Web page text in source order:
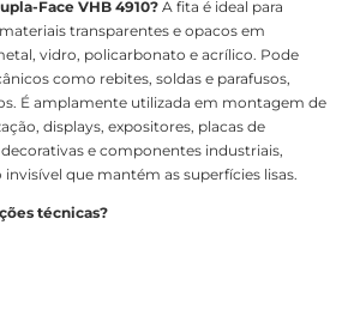
Face VHB 4910? A fita é ideal para
transparentes e opacos em
vidro, policarbonato e acrílico. Pode
como rebites, soldas e parafusos,
É amplamente utilizada em montagem de
displays, expositores, placas de
e componentes industriais,
que mantém as superfícies lisas.
técnicas?